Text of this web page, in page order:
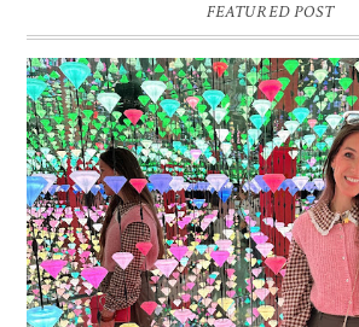
FEATURED POST
16 JAAR SPRINKLES ON A